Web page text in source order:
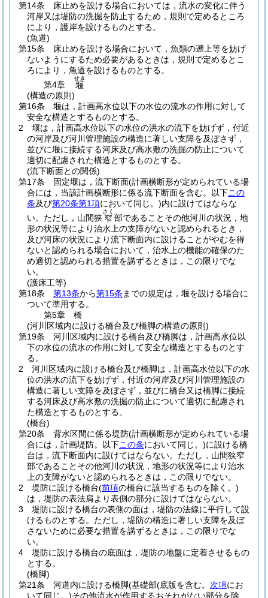
第14条
床止めを設ける場合においては，流水の変化に伴う
河岸又は堤防の洗掘を防止するため，規則で定めるところ
により，護岸を設けるものとする。
(魚道)
第15条
床止めを設ける場合において，魚類の遡上等を妨げ
ないようにするため必要があるときは，規則で定めるとこ
ろにより，魚道を設けるものとする。
第4章
堰
せき
(構造の原則)
第16条
堰は，計画高水位以下の水位の流水の作用に対して
安全な構造とするものとする。
2
堰は，計画高水位以下の水位の洪水の流下を妨げず，付近
の河岸及び河川管理施設の構造に著しい支障を及ぼさず，
並びに堰に接続する河床及び高水敷の洗掘の防止について
適切に配慮された構造とするものとする。
(流下断面との関係)
第17条
固定堰は，流下断面(計画横断形が定められている場
合には，当該計画横断形に係る流下断面を含む。以下この
条及び第20条第1項において同じ。)内に設けてはならな
い。 ただし，山間狭 窄
さく
部であることその他河川の状況，地
形の状況等により治水上の支障がないと認められるとき，
及び河床の状況により流下断面内に設けることがやむを得
ないと認められる場合において，治水上の機能の確保のた
め適切と認められる措置を講ずるときは，この限りでな
い。
(護床工等)
第18条
第13条から第15条 までの規定は，堰を設ける場合に
ついて準用する。
第5章
橋
(河川区域内に設ける橋台及び橋脚の構造の原則)
第19条
河川区域内に設ける橋台及び橋脚は，計画高水位以
下の水位の流水の作用に対して安全な構造とするものとす
る。
2
河川区域内に設ける橋台及び橋脚は，計画高水位以下の水
位の洪水の流下を妨げず，付近の河岸及び河川管理施設の
構造に著しい支障を及ぼさず，並びに橋台又は橋脚に接続
する河床及び高水敷の洗掘の防止について適切に配慮され
た構造とするものとする。
(橋台)
第20条
背水区間に係る堤防(計画横断形が定められている場
合には，計画堤防。以下この条において同じ。)に設ける橋
台は，流下断面内に設けてはならない。 ただし，山間狭窄
部であることその他河川の状況，地形の状況等により治水
上の支障がないと認められるときは，この限りでない。
2
堤防に設ける橋台(前項の橋台に該当するものを除く。)
は，堤防の表法肩より表側の部分に設けてはならない。
3
堤防に設ける橋台の表側の面は，堤防の法線に平行して設
けるものとする。 ただし，堤防の構造に著しい支障を及ぼ
さないために必要な措置を講ずるときは，この限りでな
い。
4
堤防に設ける橋台の底面は，堤防の地盤に定着させるもの
とする。
(橋脚)
第21条
河道内に設ける橋脚(基礎部(底版を含む。 次項にお
いて同じ。)その他流水が作用するおそれがない部分を除